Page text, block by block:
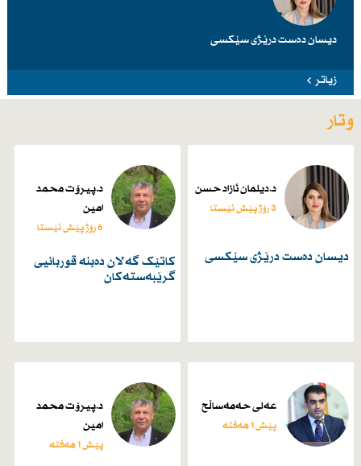
دیسان دەست درێژی سێكسی
زیاتر
وتار
د.دیلمان ئازاد حسن
3 رۆژ پێش ئێستا
دیسان دەست درێژی سێكسی
د.پیرۆت محمد
امین
6 رۆژ پێش ئێستا
کاتێک گەلان دەبنە قوربانیی
گرێبەستەکان
عەلی حەمەساڵح
پێش 1 هەفتە
د.پیرۆت محمد
امین
پێش 1 هەفتە